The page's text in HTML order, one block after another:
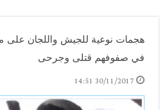
هجمات نوعية للجيش واللجان على
في صفوفهم قتلى وجرحى
30/11/2017 14:51